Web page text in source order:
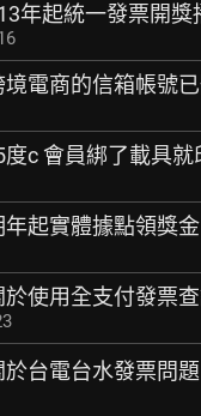
年起統一發票開獎
境電商的信箱帳號
度c 會員綁了載具
年起實體據點領獎
於使用全支付發票
於台電台水發票問題